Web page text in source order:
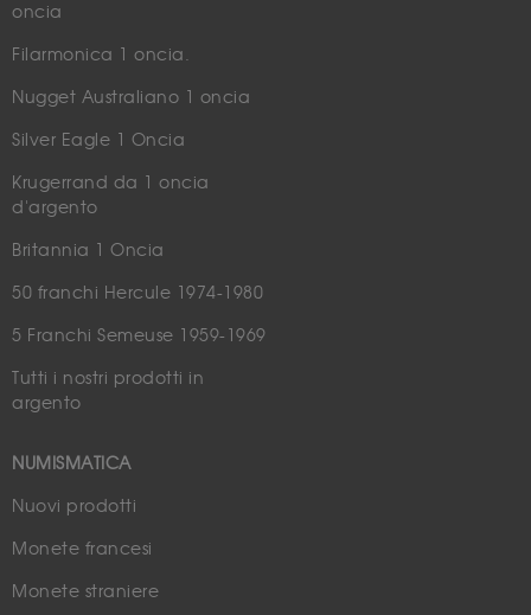
oncia
Filarmonica 1 oncia.
Nugget Australiano 1 oncia
Silver Eagle 1 Oncia
Krugerrand da 1 oncia
d'argento
Britannia 1 Oncia
50 franchi Hercule 1974-1980
5 Franchi Semeuse 1959-1969
Tutti i nostri prodotti in
argento
NUMISMATICA
Nuovi prodotti
Monete francesi
Monete straniere